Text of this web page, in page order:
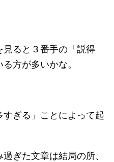
ると３番手の「説得
方が多いかな。
ぎる」ことによって起
ぎた文章は結局の所、